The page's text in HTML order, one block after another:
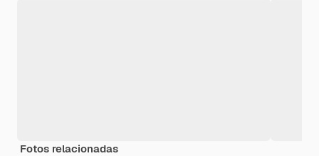
Fotos relacionadas